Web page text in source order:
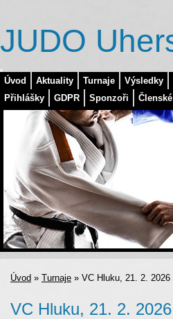
Úvod Aktuality Turnaje Výsledky
Přihlášky
GDPR Sponzoři
JUDO
Úvod » Turnaje » VC Hluku, 21. 2. 2026
VC Hluku, 21. 2. 2026